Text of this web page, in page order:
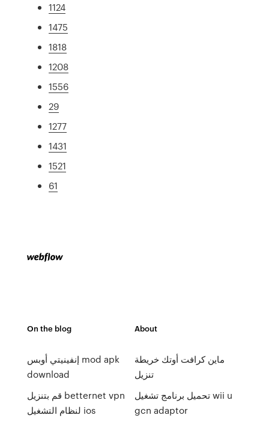
1124
1475
1818
1208
1556
29
1277
1431
1521
61
On the blog
إنفينيتي أوبس mod apk
download
قم بتنزيل betternet vpn
لنظام التشغيل ios
About
ماين كرافت أوتك خريطة
تنزيل
تحميل برنامج تشغيل wii u
gcn adaptor